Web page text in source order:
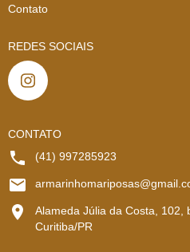
Contato
REDES SOCIAIS
CONTATO
(41) 997285923
Alameda Júlia da Costa, 102,
Curitiba/PR